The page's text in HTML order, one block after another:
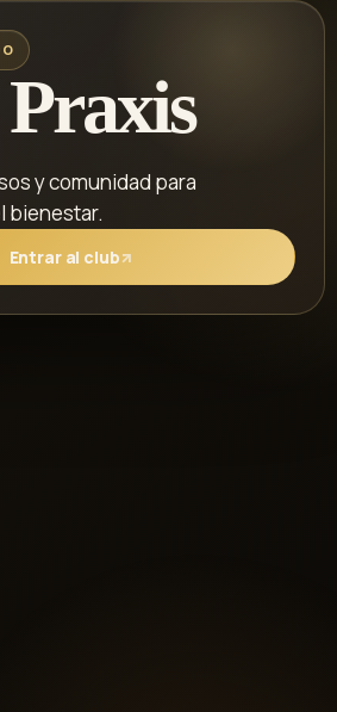
y comunidad para
bienestar.
Entrar al club